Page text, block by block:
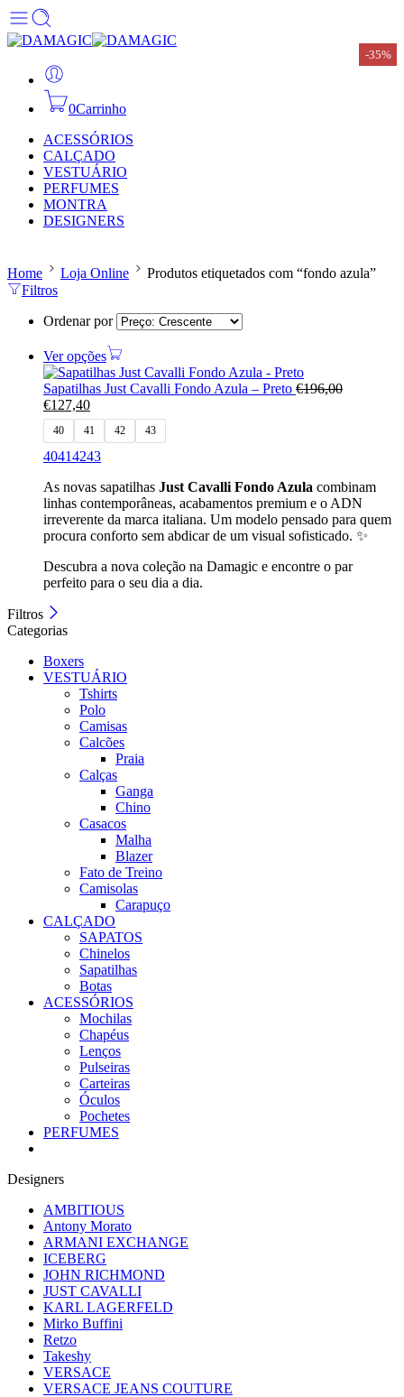
0Carrinho
ACESSÓRIOS
CALÇADO
VESTUÁRIO
PERFUMES
MONTRA
DESIGNERS
Home Loja Online
Produtos etiquetados com “fondo azula”
Filtros
Ordenar por
-35%
Ver opções
Sapatilhas Just Cavalli Fondo Azula – Preto €196,00
€127,40
40 41 42 43
40414243
As novas sapatilhas Just Cavalli Fondo Azula combinam
linhas contemporâneas, acabamentos premium e o ADN
irreverente da marca italiana. Um modelo pensado para quem
procura conforto sem abdicar de um visual sofisticado. ✨
Descubra a nova coleção na Damagic e encontre o par
perfeito para o seu dia a dia.
Filtros
Categorias
Boxers
VESTUÁRIO
Tshirts
Polo
Camisas
Calcões
Praia
Calças
Ganga
Chino
Casacos
Malha
Blazer
Fato de Treino
Camisolas
Carapuço
CALÇADO
SAPATOS
Chinelos
Sapatilhas
Botas
ACESSÓRIOS
Mochilas
Chapéus
Lenços
Pulseiras
Carteiras
Óculos
Pochetes
PERFUMES
Designers
AMBITIOUS
Antony Morato
ARMANI EXCHANGE
ICEBERG
JOHN RICHMOND
JUST CAVALLI
KARL LAGERFELD
Mirko Buffini
Retzo
Takeshy
VERSACE
VERSACE JEANS COUTURE